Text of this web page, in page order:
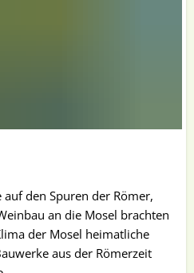
den Spuren der Römer,
an die Mosel brachten
der Mosel heimatliche
aus der Römerzeit